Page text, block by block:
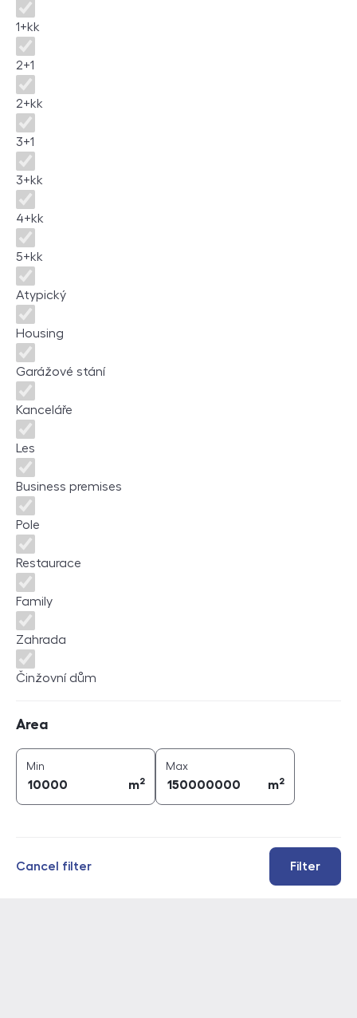
1+kk
2+1
2+kk
3+1
3+kk
4+kk
5+kk
Atypický
Housing
Garážové stání
Kanceláře
Les
Business premises
Pole
Restaurace
Family
Zahrada
Činžovní dům
Area
Min
m2
Maxarea (
m2
Filter
Cancel filter